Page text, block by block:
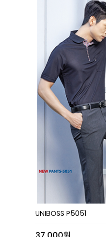
UNIBOSS P5051